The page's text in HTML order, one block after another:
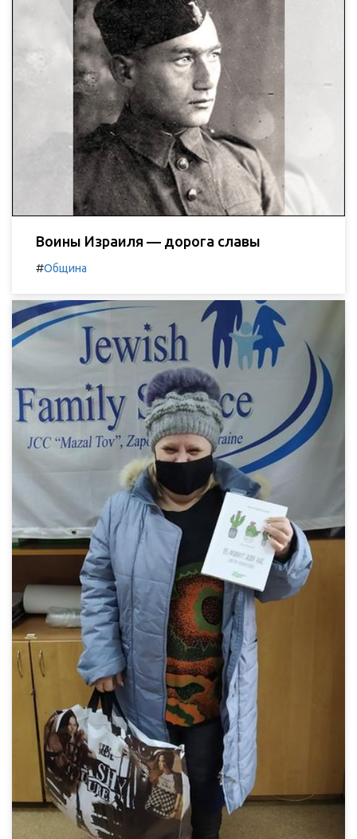
Воины Израиля — дорога славы
#Община